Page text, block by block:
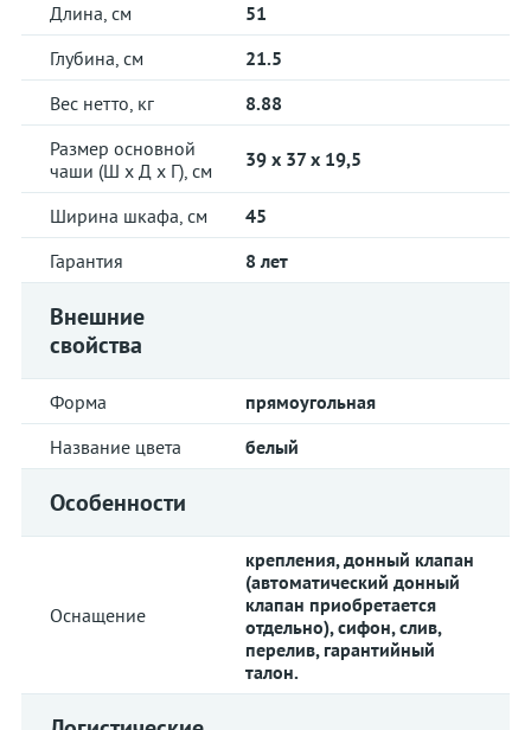
Длина, см
51
Глубина, см
21.5
Вес нетто, кг
8.88
Размер основной
чаши (Ш х Д х Г), см
39 x 37 x 19,5
Ширина шкафа, см
45
Гарантия
8 лет
Внешние
свойства
Форма
прямоугольная
Название цвета
белый
Особенности
Оснащение
крепления, донный клапан
(автоматический донный
клапан приобретается
отдельно), сифон, слив,
перелив, гарантийный
талон.